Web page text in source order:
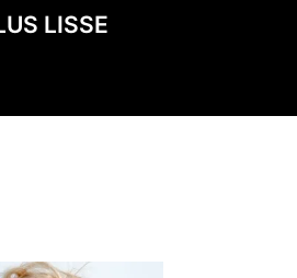
LISSE